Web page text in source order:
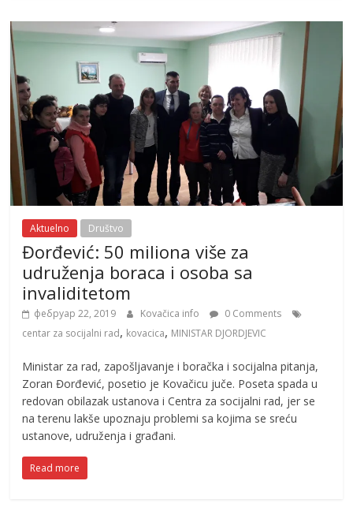
Aktuelno Društvo
Đorđević: 50 miliona više za
udruženja boraca i osoba sa
invaliditetom
фебруар 22, 2019 Kovačica info
0 Comments
centar za socijalni rad, kovacica, MINISTAR DJORDJEVIC
Ministar za rad, zapošljavanje i boračka i socijalna pitanja,
Zoran Đorđević, posetio je Kovačicu juče. Poseta spada u
redovan obilazak ustanova i Centra za socijalni rad, jer se
na terenu lakše upoznaju problemi sa kojima se sreću
ustanove, udruženja i građani.
Read more